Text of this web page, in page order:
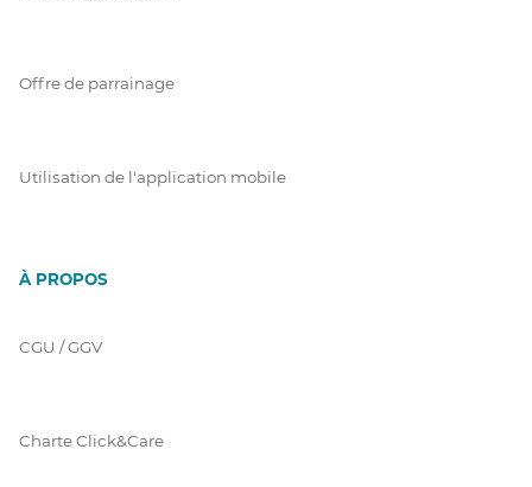
Offre de parrainage
Utilisation de l'application mobile
À PROPOS
CGU / GGV
Charte Click&Care